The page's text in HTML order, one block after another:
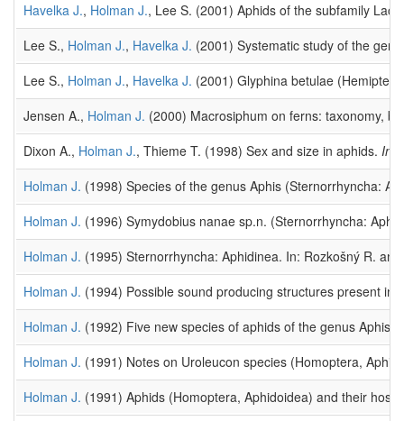
Havelka J., Holman J., Lee S. (2001) Aphids of the subfamily
Lee S., Holman J., Havelka J. (2001) Systematic study of the
Lee S., Holman J., Havelka J. (2001) Glyphina betulae
Jensen A., Holman J. (2000) Macrosiphum on ferns: taxonomy,
Dixon A., Holman J., Thieme T. (1998) Sex and size in aphids. In:
Holman J. (1998) Species of the genus Aphis (Sternorrhyncha:
Holman J. (1996) Symydobius nanae sp.n. (Sternorrhyncha:
Holman J. (1995) Sternorrhyncha: Aphidinea. In: Rozkošný R.
Holman J. (1994) Possible sound producing structures present
Holman J. (1992) Five new species of aphids of the genus Aphis
Holman J. (1991) Notes on Uroleucon species (Homoptera,
Holman J. (1991) Aphids (Homoptera, Aphidoidea) and their